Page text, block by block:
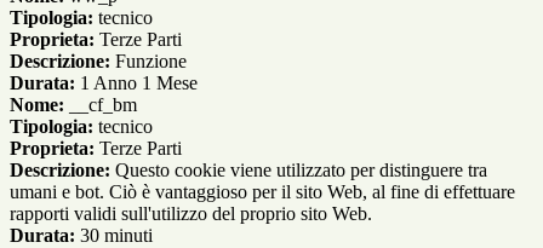
Tipologia: tecnico
Proprieta: Terze Parti
Descrizione: Funzione
Durata: 1 Anno 1 Mese
Nome: __cf_bm
Tipologia: tecnico
Proprieta: Terze Parti
Descrizione: Questo cookie viene utilizzato per distinguere tra
umani e bot. Ciò è vantaggioso per il sito Web, al fine di effettuare
rapporti validi sull'utilizzo del proprio sito Web.
Durata: 30 minuti